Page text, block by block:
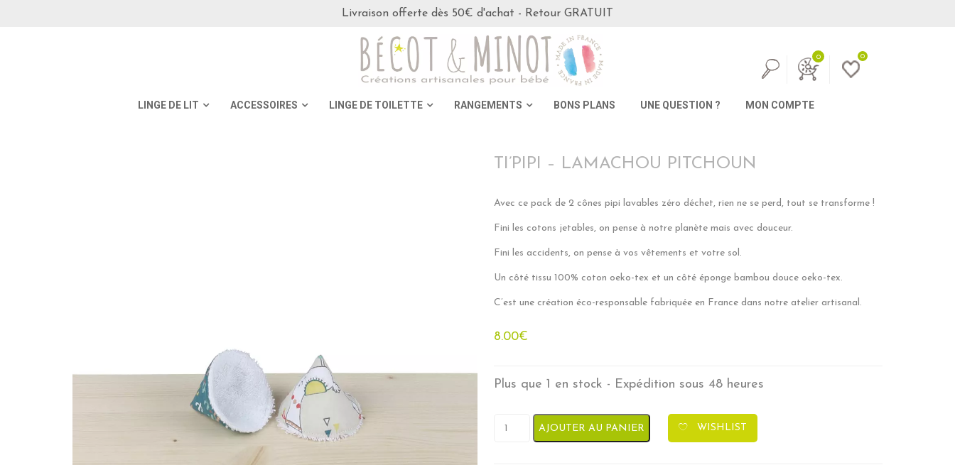
Livraison offerte dès 50€ d'achat - Retour GRATUIT
LINGE DE LIT ACCESSOIRES LINGE DE TOILETTE RANGEMENTS BONS PLANS UNE QUESTION ? MON COMPTE
0 0
TI’PIPI – LAMACHOU PITCHOUN
Avec ce pack de 2 cônes pipi lavables zéro déchet, rien ne se perd, tout se transforme !
Fini les cotons jetables, on pense à notre planète mais avec douceur.
Fini les accidents, on pense à vos vêtements et votre sol.
Un côté tissu 100% coton oeko-tex et un côté éponge bambou douce oeko-tex.
C’est une création éco-responsable fabriquée en France dans notre atelier artisanal.
8.00€
Plus que 1 en stock - Expédition sous 48 heures
quantité de Ti'pipi - Lamachou Pitchoun
AJOUTER AU PANIER WISHLIST